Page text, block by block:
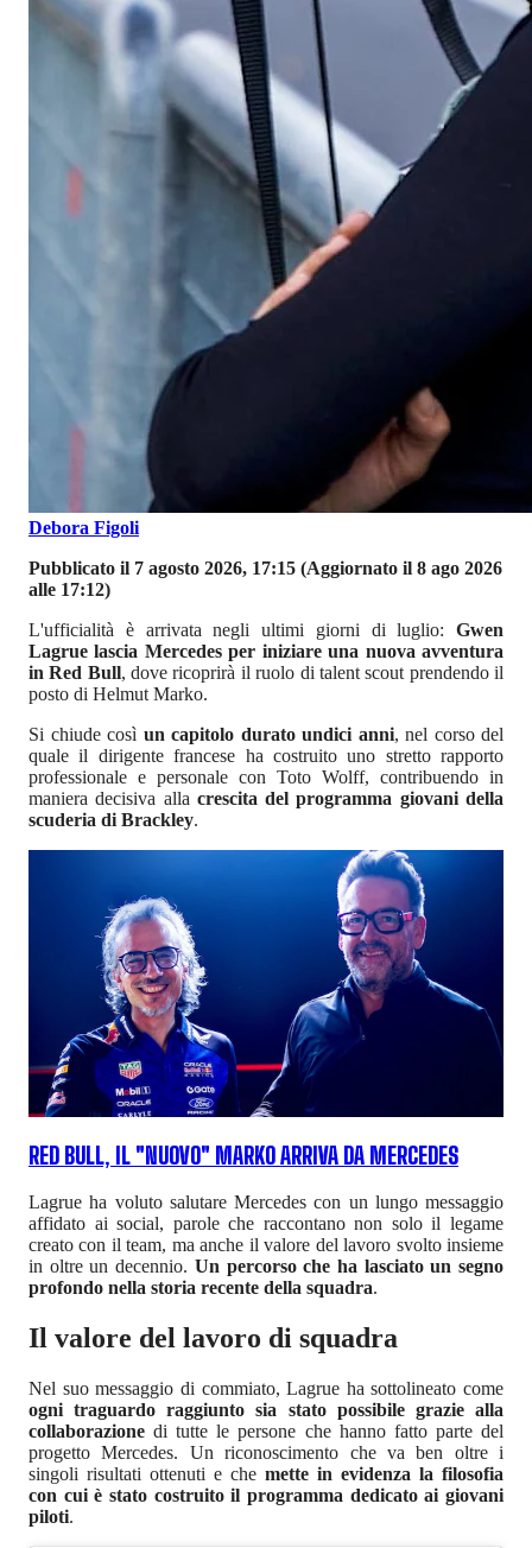
Debora Figoli
Pubblicato il 7 agosto 2026, 17:15 (Aggiornato il 8 ago 2026
alle 17:12)
L'ufficialità è arrivata negli ultimi giorni di luglio: Gwen
Lagrue lascia Mercedes per iniziare una nuova avventura
in Red Bull, dove ricoprirà il ruolo di talent scout prendendo il
posto di Helmut Marko.
Si chiude così un capitolo durato undici anni, nel corso del
quale il dirigente francese ha costruito uno stretto rapporto
professionale e personale con Toto Wolff, contribuendo in
maniera decisiva alla crescita del programma giovani della
scuderia di Brackley.
RED BULL, IL "NUOVO" MARKO ARRIVA DA MERCEDES
Lagrue ha voluto salutare Mercedes con un lungo messaggio
affidato ai social, parole che raccontano non solo il legame
creato con il team, ma anche il valore del lavoro svolto insieme
in oltre un decennio. Un percorso che ha lasciato un segno
profondo nella storia recente della squadra.
Il valore del lavoro di squadra
Nel suo messaggio di commiato, Lagrue ha sottolineato come
ogni traguardo raggiunto sia stato possibile grazie alla
collaborazione di tutte le persone che hanno fatto parte del
progetto Mercedes. Un riconoscimento che va ben oltre i
singoli risultati ottenuti e che mette in evidenza la filosofia
con cui è stato costruito il programma dedicato ai giovani
piloti.